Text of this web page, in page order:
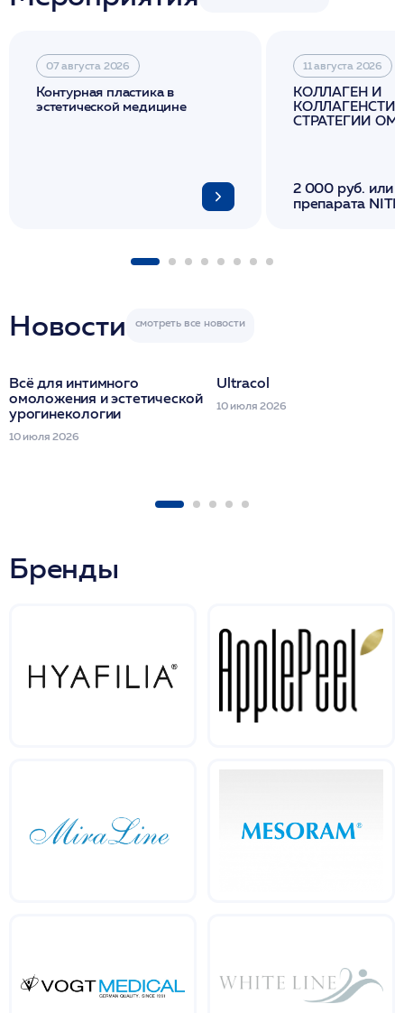
07 августа 2026
Контурная пластика в
эстетической медицине
11 августа 2026
КОЛЛАГЕН И
СТРАТЕГИИ
2 000 руб. или
препарата
Новости
Всё для интимного
омоложения и эстетической
урогинекологии
10 июля 2026
Ultracol
10 июля 2026
Бренды